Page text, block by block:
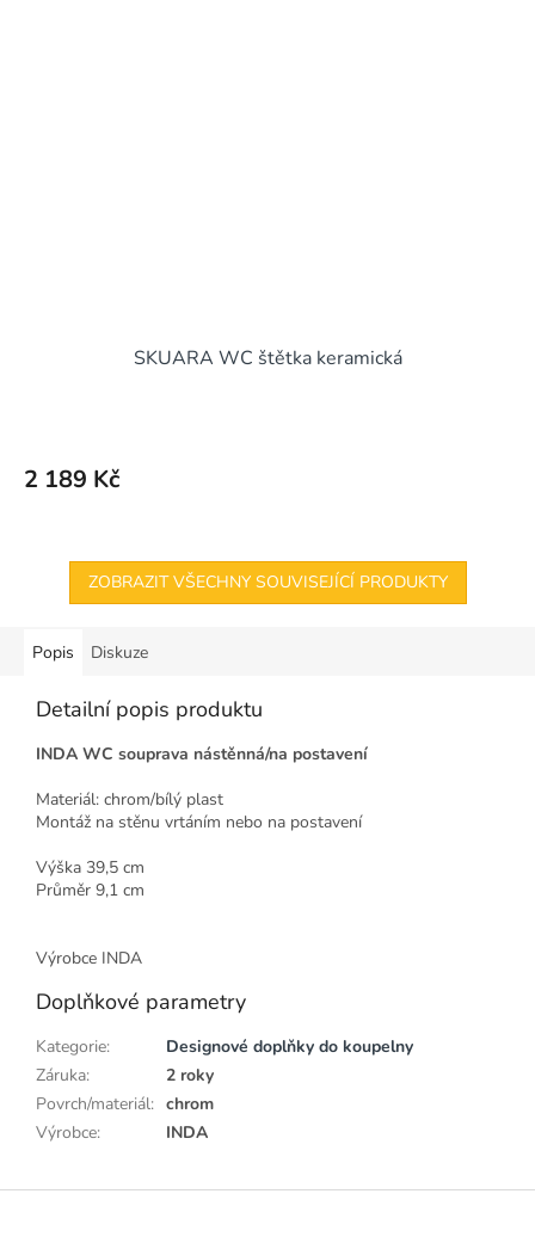
SKUARA WC štětka keramická
2 189 Kč
ZOBRAZIT VŠECHNY SOUVISEJÍCÍ PRODUKTY
Popis Diskuze
Detailní popis produktu
INDA WC souprava nástěnná/na postavení
Materiál: chrom/bílý plast
Montáž na stěnu vrtáním nebo na postavení
Výška 39,5 cm
Průměr 9,1 cm
Výrobce INDA
Doplňkové parametry
Kategorie:
Designové doplňky do koupelny
Záruka:
2 roky
Povrch/materiál: chrom
Výrobce: INDA
Z